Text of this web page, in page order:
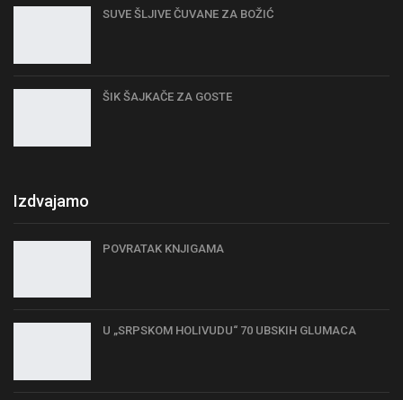
SUVE ŠLJIVE ČUVANE ZA BOŽIĆ
ŠIK ŠAJKAČE ZA GOSTE
Izdvajamo
POVRATAK KNJIGAMA
U „SRPSKOM HOLIVUDU“ 70 UBSKIH GLUMACA